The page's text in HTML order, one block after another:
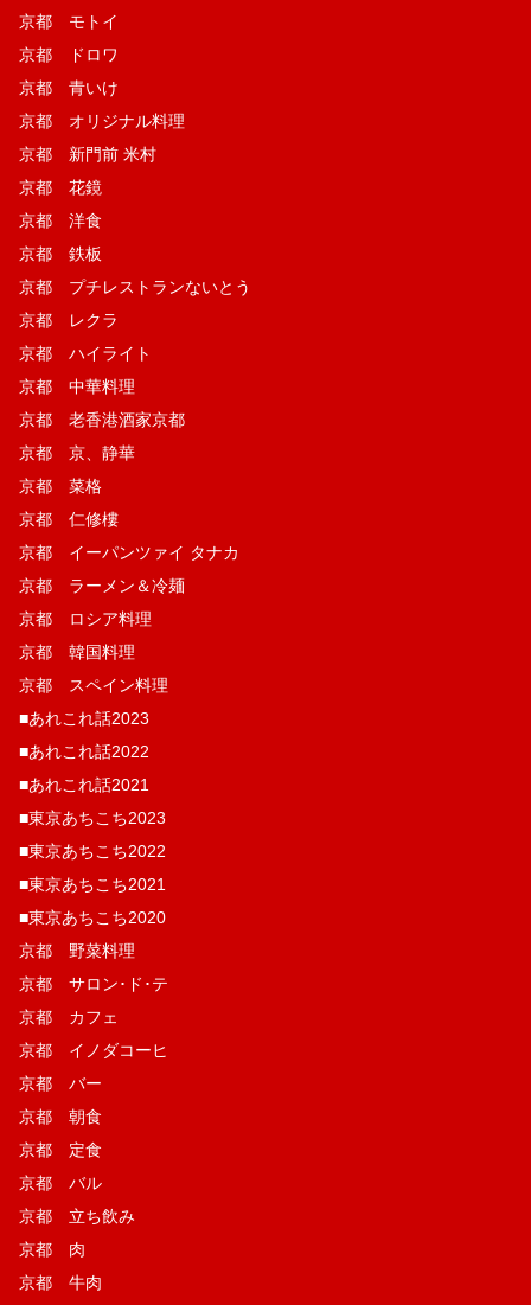
京都 モトイ
京都 ドロワ
京都 青いけ
京都 オリジナル料理
京都 新門前 米村
京都 花鏡
京都 洋食
京都 鉄板
京都 プチレストランないとう
京都 レクラ
京都 ハイライト
京都 中華料理
京都 老香港酒家京都
京都 京、静華
京都 菜格
京都 仁修樓
京都 イーパンツァイ タナカ
京都 ラーメン＆冷麺
京都 ロシア料理
京都 韓国料理
京都 スペイン料理
■あれこれ話2023
■あれこれ話2022
■あれこれ話2021
■東京あちこち2023
■東京あちこち2022
■東京あちこち2021
■東京あちこち2020
京都 野菜料理
京都 サロン･ド･テ
京都 カフェ
京都 イノダコーヒ
京都 バー
京都 朝食
京都 定食
京都 バル
京都 立ち飲み
京都 肉
京都 牛肉